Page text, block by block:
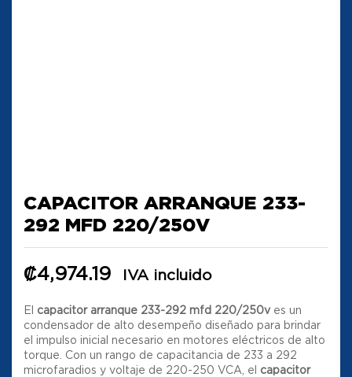
CAPACITOR ARRANQUE 233-
292 MFD 220/250V
₡4,974.19 IVA incluido
El capacitor arranque 233-292 mfd 220/250ves un
condensador de alto desempeño diseñado para brindar
el impulso inicial necesario en motores eléctricos de alto
torque. Con un rango de capacitancia de 233 a 292
microfaradios y voltaje de 220-250 VCA, el capacitor